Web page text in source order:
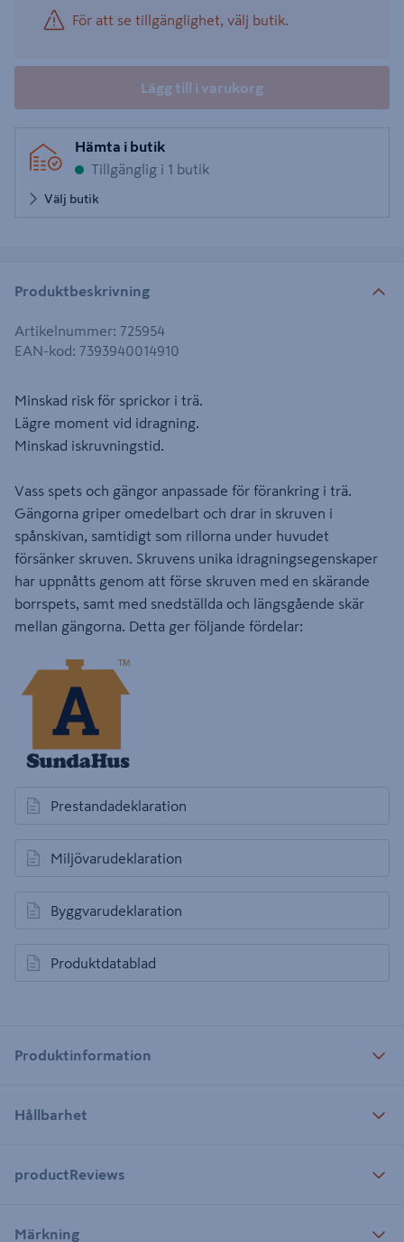
För att se tillgänglighet, välj butik.
Lägg till i varukorg
Hämta i butik
Tillgänglig i 1 butik
Välj butik
Produktbeskrivning
Artikelnummer: 725954
EAN-kod: 7393940014910
Minskad risk för sprickor i trä.
Lägre moment vid idragning.
Minskad iskruvningstid.
Vass spets och gängor anpassade för förankring i trä.
Gängorna griper omedelbart och drar in skruven i
spånskivan, samtidigt som rillorna under huvudet
försänker skruven. Skruvens unika idragningsegenskaper
har uppnåtts genom att förse skruven med en skärande
borrspets, samt med snedställda och längsgående skär
mellan gängorna. Detta ger följande fördelar:
Prestandadeklaration
öppnas i en ny flik
Miljövarudeklaration
öppnas i en ny flik
Byggvarudeklaration
öppnas i en ny flik
Produktdatablad
öppnas i en ny flik
Produktinformation
Hållbarhet
productReviews
Märkning